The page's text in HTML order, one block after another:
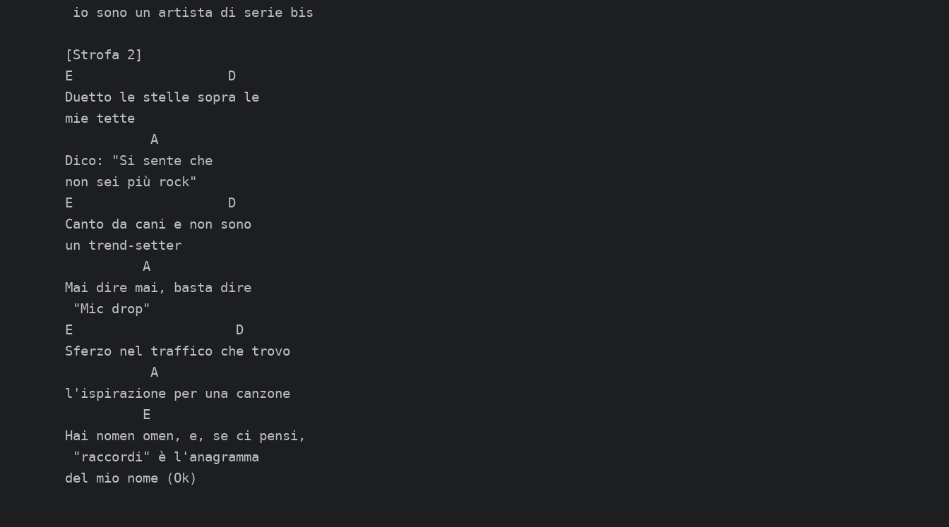
io sono un artista di serie bis
[Strofa 2]
E                    D
Duetto le stelle sopra le
mie tette
           A
Dico: "Si sente che
non sei più rock"
E                    D
Canto da cani e non sono
un trend-setter
          A
Mai dire mai, basta dire
"Mic drop"
E                     D
Sferzo nel traffico che trovo
           A
l'ispirazione per una canzone
          E
Hai nomen omen, e, se ci pensi,
"raccordi" è l'anagramma